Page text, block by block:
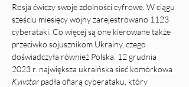
Rosja ćwiczy swoje zdolności cyfrowe. W ciągu
sześciu miesięcy wojny zarejestrowano 1123
cyberataki. Co więcej są one kierowane także
przeciwko sojusznikom Ukrainy, czego
doświadczyła również Polska. 12 grudnia
2023 r. największa ukraińska sieć komórkowa
Kyivstar padła ofiarą cyberataku, który